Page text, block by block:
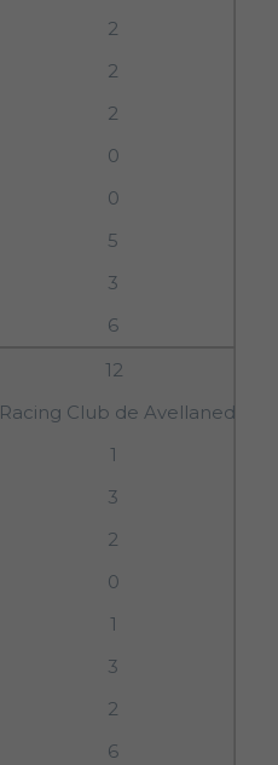
2
2
2
0
0
5
3
6
12
Racing Club de Avellaneda
1
3
2
0
1
3
2
6